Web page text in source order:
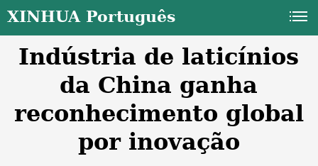
XINHUA Português
Indústria de laticínios
da China ganha
reconhecimento global
por inovação